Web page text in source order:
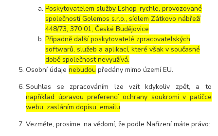
Poskytovatelem služby Eshop-rychle, provozované
společností Golemos s.r.o., sídlem Zátkovo nábřeží
448/73, 370 01, České Budějovice
Případně další poskytovatelé zpracovatelských
softwarů, služeb a aplikací, které však v současné
době společnost nevyužívá.
Osobní údajenebudou předány mimo území EU.
Souhlas se zpracováním lze vzít kdykoliv zpět, a to
například úpravou preferencí ochrany soukromí v patičce
webu, zasláním dopisu, emailu.
Vezměte, prosíme, na vědomí, že podle Nařízení máte právo: